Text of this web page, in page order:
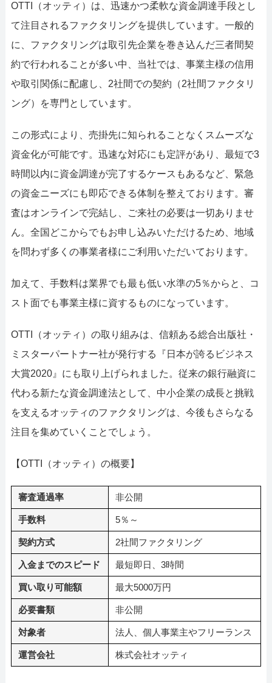
OTTI（オッティ）は、迅速かつ柔軟な資金調達手段とし
て注目されるファクタリングを提供しています。一般的
に、ファクタリングは取引先企業を巻き込んだ三者間契
約で行われることが多い中、当社では、事業主様の信用
や取引関係に配慮し、2社間での契約（2社間ファクタリ
ング）を専門としています。
この形式により、売掛先に知られることなくスムーズな
資金化が可能です。迅速な対応にも定評があり、最短で3
時間以内に資金調達が完了するケースもあるなど、緊急
の資金ニーズにも即応できる体制を整えております。審
査はオンラインで完結し、ご来社の必要は一切ありませ
ん。全国どこからでもお申し込みいただけるため、地域
を問わず多くの事業者様にご利用いただいております。
加えて、手数料は業界でも最も低い水準の5％からと、コ
スト面でも事業主様に資するものになっています。
OTTI（オッティ）の取り組みは、信頼ある総合出版社・
ミスターパートナー社が発行する『日本が誇るビジネス
大賞2020』にも取り上げられました。従来の銀行融資に
代わる新たな資金調達法として、中小企業の成長と挑戦
を支えるオッティのファクタリングは、今後もさらなる
注目を集めていくことでしょう。
【OTTI（オッティ）の概要】
審査通過率 非公開
手数料 5％～
契約方式 2社間ファクタリング
入金までのスピード 最短即日、3時間
買い取り可能額 最大5000万円
必要書類 非公開
対象者 法人、個人事業主やフリーランス
運営会社 株式会社オッティ